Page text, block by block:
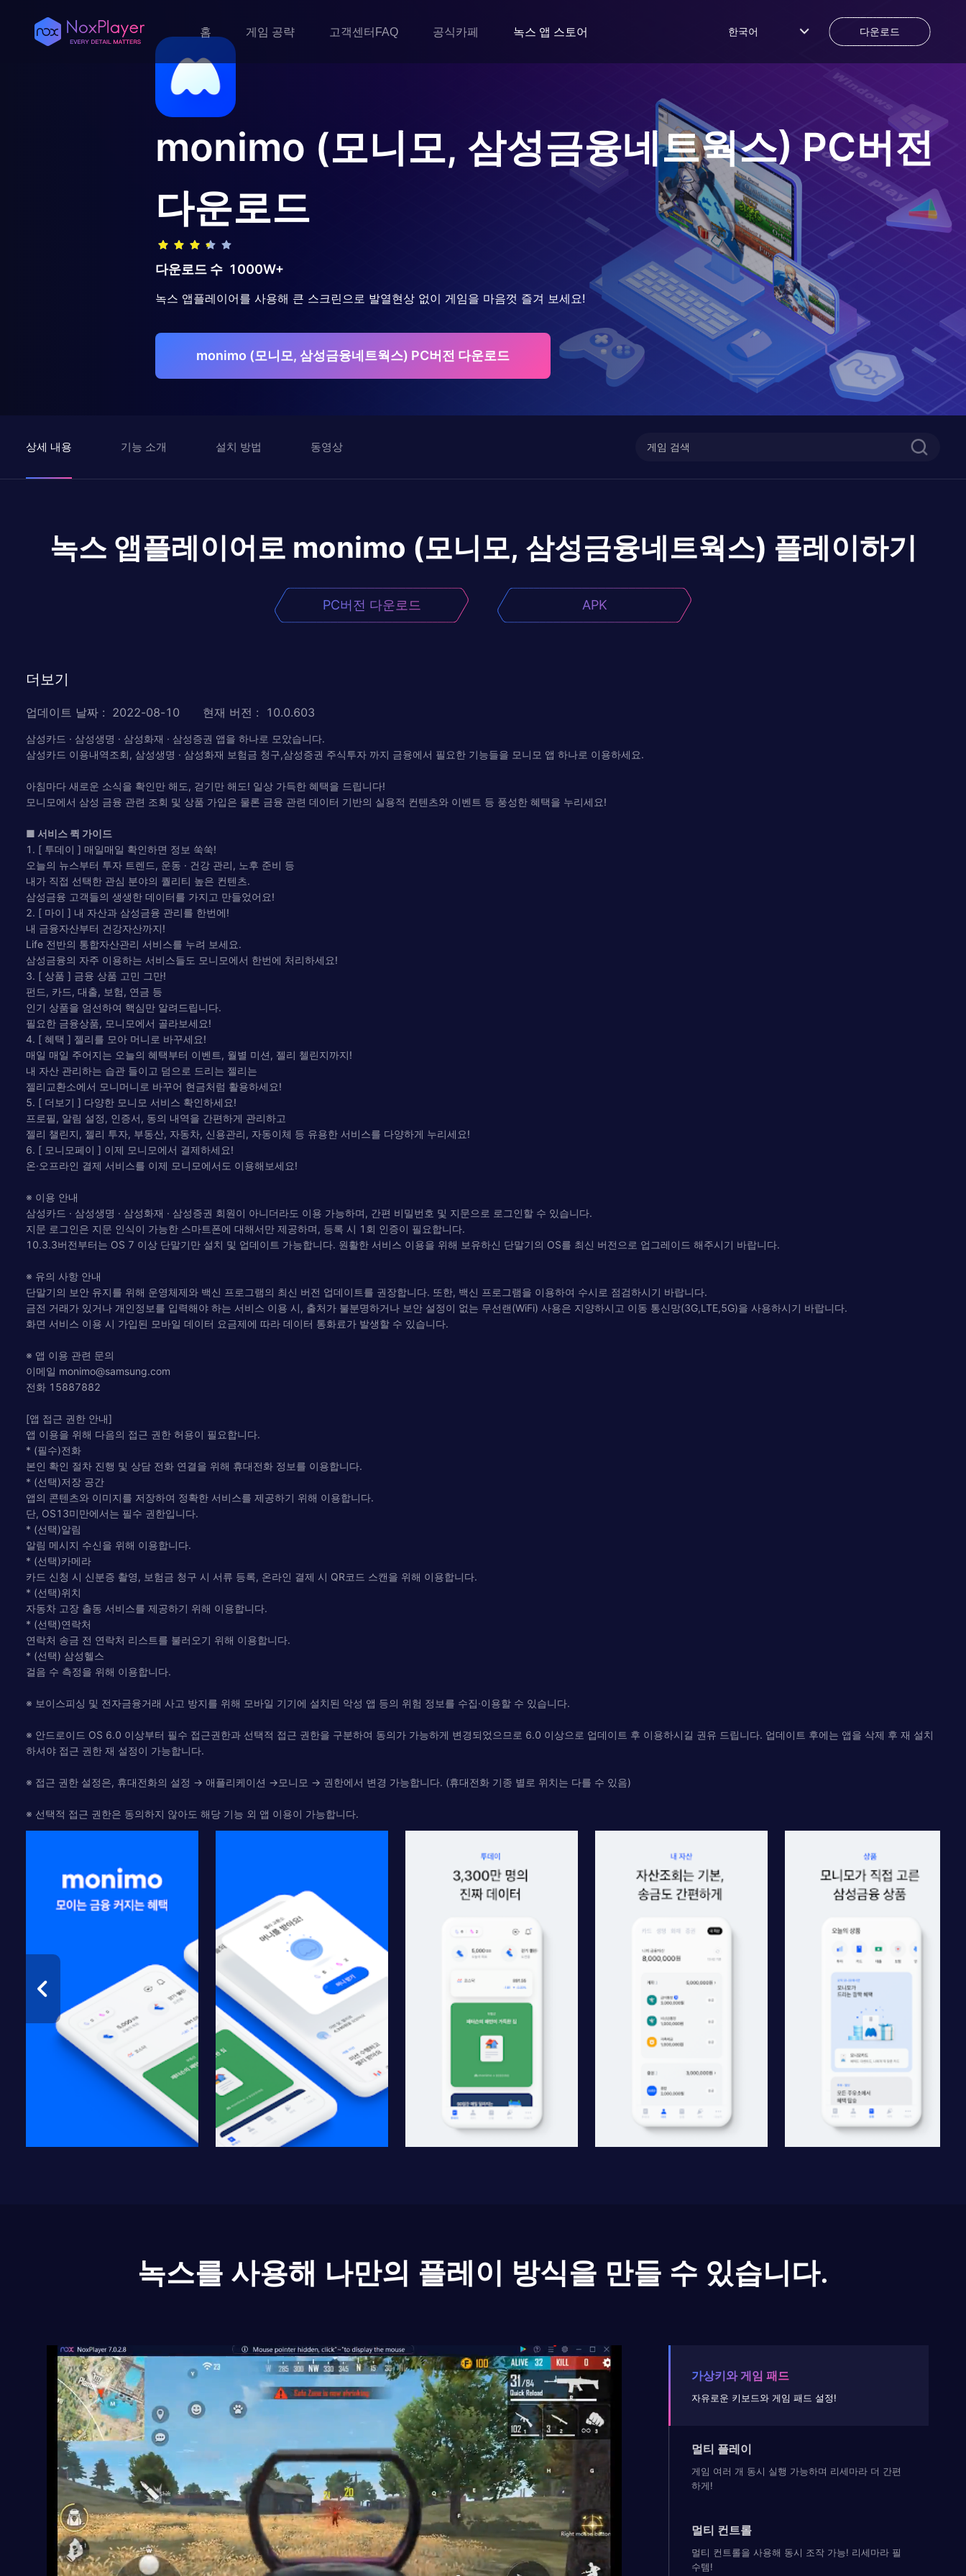
홈 게임 공략 고객센터FAQ 공식카페 녹스 앱 스토어 한국어 다운로드
monimo (모니모, 삼성금융네트웍스) PC버전
다운로드
다운로드 수 1000W+
녹스 앱플레이어를 사용해 큰 스크린으로 발열현상 없이 게임을 마음껏 즐겨 보세요!
monimo (모니모, 삼성금융네트웍스) PC버전 다운로드
상세 내용 기능 소개 설치 방법 동영상
녹스 앱플레이어로 monimo (모니모, 삼성금융네트웍스) 플레이하기
PC버전 다운로드 APK
더보기
업데이트 날짜 : 2022-08-10 현재 버전 : 10.0.603
삼성카드 · 삼성생명 · 삼성화재 · 삼성증권 앱을 하나로 모았습니다.
삼성카드 이용내역조회, 삼성생명 · 삼성화재 보험금 청구,삼성증권 주식투자 까지 금융에서 필요한 기능들을 모니모 앱 하나로 이용하세요.
아침마다 새로운 소식을 확인만 해도, 걷기만 해도! 일상 가득한 혜택을 드립니다!
모니모에서 삼성 금융 관련 조회 및 상품 가입은 물론 금융 관련 데이터 기반의 실용적 컨텐츠와 이벤트 등 풍성한 혜택을 누리세요!
■ 서비스 퀵 가이드
1. [ 투데이 ] 매일매일 확인하면 정보 쑥쑥!
오늘의 뉴스부터 투자 트렌드, 운동 · 건강 관리, 노후 준비 등
내가 직접 선택한 관심 분야의 퀄리티 높은 컨텐츠.
삼성금융 고객들의 생생한 데이터를 가지고 만들었어요!
2. [ 마이 ] 내 자산과 삼성금융 관리를 한번에!
내 금융자산부터 건강자산까지!
Life 전반의 통합자산관리 서비스를 누려 보세요.
삼성금융의 자주 이용하는 서비스들도 모니모에서 한번에 처리하세요!
3. [ 상품 ] 금융 상품 고민 그만!
펀드, 카드, 대출, 보험, 연금 등
인기 상품을 엄선하여 핵심만 알려드립니다.
필요한 금융상품, 모니모에서 골라보세요!
4. [ 혜택 ] 젤리를 모아 머니로 바꾸세요!
매일 매일 주어지는 오늘의 혜택부터 이벤트, 월별 미션, 젤리 첼린지까지!
내 자산 관리하는 습관 들이고 덤으로 드리는 젤리는
젤리교환소에서 모니머니로 바꾸어 현금처럼 활용하세요!
5. [ 더보기 ] 다양한 모니모 서비스 확인하세요!
프로필, 알림 설정, 인증서, 동의 내역을 간편하게 관리하고
젤리 챌린지, 젤리 투자, 부동산, 자동차, 신용관리, 자동이체 등 유용한 서비스를 다양하게 누리세요!
6. [ 모니모페이 ] 이제 모니모에서 결제하세요!
온·오프라인 결제 서비스를 이제 모니모에서도 이용해보세요!
※ 이용 안내
삼성카드 · 삼성생명 · 삼성화재 · 삼성증권 회원이 아니더라도 이용 가능하며, 간편 비밀번호 및 지문으로 로그인할 수 있습니다.
지문 로그인은 지문 인식이 가능한 스마트폰에 대해서만 제공하며, 등록 시 1회 인증이 필요합니다.
10.3.3버전부터는 OS 7 이상 단말기만 설치 및 업데이트 가능합니다. 원활한 서비스 이용을 위해 보유하신 단말기의 OS를 최신 버전으로 업그레이드 해주시기 바랍니다.
※ 유의 사항 안내
단말기의 보안 유지를 위해 운영체제와 백신 프로그램의 최신 버전 업데이트를 권장합니다. 또한, 백신 프로그램을 이용하여 수시로 점검하시기 바랍니다.
금전 거래가 있거나 개인정보를 입력해야 하는 서비스 이용 시, 출처가 불분명하거나 보안 설정이 없는 무선랜(WiFi) 사용은 지양하시고 이동 통신망(3G,LTE,5G)을 사용하시기 바랍니다.
화면 서비스 이용 시 가입된 모바일 데이터 요금제에 따라 데이터 통화료가 발생할 수 있습니다.
※ 앱 이용 관련 문의
이메일 monimo@samsung.com
전화 15887882
[앱 접근 권한 안내]
앱 이용을 위해 다음의 접근 권한 허용이 필요합니다.
* (필수)전화
본인 확인 절차 진행 및 상담 전화 연결을 위해 휴대전화 정보를 이용합니다.
* (선택)저장 공간
앱의 콘텐츠와 이미지를 저장하여 정확한 서비스를 제공하기 위해 이용합니다.
단, OS13미만에서는 필수 권한입니다.
* (선택)알림
알림 메시지 수신을 위해 이용합니다.
* (선택)카메라
카드 신청 시 신분증 촬영, 보험금 청구 시 서류 등록, 온라인 결제 시 QR코드 스캔을 위해 이용합니다.
* (선택)위치
자동차 고장 출동 서비스를 제공하기 위해 이용합니다.
* (선택)연락처
연락처 송금 전 연락처 리스트를 불러오기 위해 이용합니다.
* (선택) 삼성헬스
걸음 수 측정을 위해 이용합니다.
※ 보이스피싱 및 전자금융거래 사고 방지를 위해 모바일 기기에 설치된 악성 앱 등의 위험 정보를 수집·이용할 수 있습니다.
※ 안드로이드 OS 6.0 이상부터 필수 접근권한과 선택적 접근 권한을 구분하여 동의가 가능하게 변경되었으므로 6.0 이상으로 업데이트 후 이용하시길 권유 드립니다. 업데이트 후에는 앱을 삭제 후 재 설치
하셔야 접근 권한 재 설정이 가능합니다.
※ 접근 권한 설정은, 휴대전화의 설정 → 애플리케이션 →모니모 → 권한에서 변경 가능합니다. (휴대전화 기종 별로 위치는 다를 수 있음)
※ 선택적 접근 권한은 동의하지 않아도 해당 기능 외 앱 이용이 가능합니다.
녹스를 사용해 나만의 플레이 방식을 만들 수 있습니다.
가상키와 게임 패드
자유로운 키보드와 게임 패드 설정!
멀티 플레이
게임 여러 개 동시 실행 가능하며 리세마라 더 간편
하게!
멀티 컨트롤
멀티 컨트롤을 사용해 동시 조작 가능! 리세마라 필
수템!